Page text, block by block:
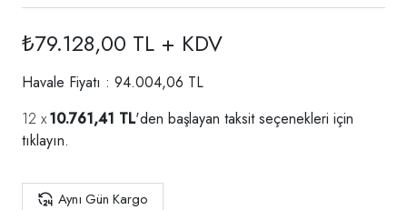
₺79.128,00 TL + KDV
Havale Fiyatı : 94.004,06 TL
10.761,41 TL'den başlayan taksit seçenekleri için
tıklayın.
Aynı Gün Kargo